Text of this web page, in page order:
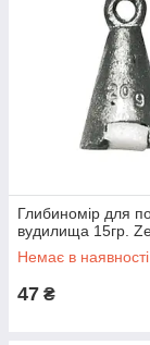
Глибиномір для
вудилища 15гр.
Немає в наявності
47 ₴